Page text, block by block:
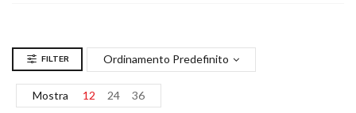
FILTER Ordinamento Predefinito
Mostra 12 24 36